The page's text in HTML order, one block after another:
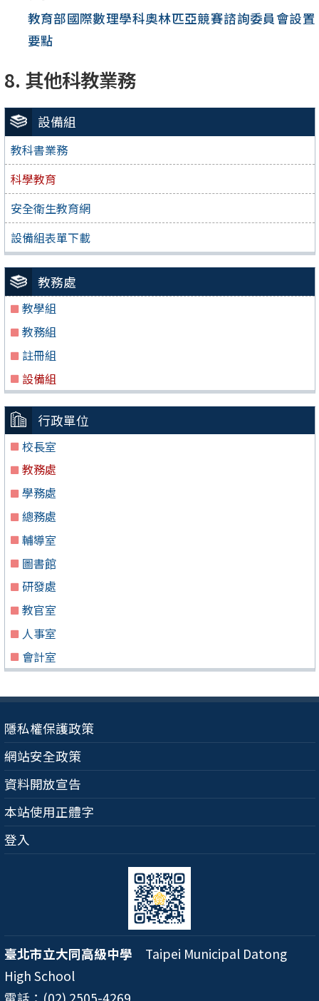
設備組
教科書業務
科學教育
安全衛生教育網
設備組表單下載
教務處
教學組
教務組
註冊組
設備組
行政單位
校長室
教務處
學務處
總務處
輔導室
圖書館
研發處
教官室
人事室
會計室
教育部國際數理學科奧林匹亞競賽諮詢委員會設置
要點
8. 其他科教業務
隱私權保護政策
網站安全政策
資料開放宣告
本站使用正體字
登入
臺北市立大同高級中學 Taipei Municipal Datong
High School